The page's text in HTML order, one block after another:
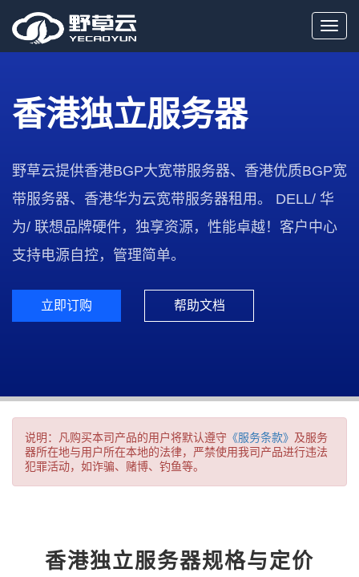
香港独立服务器
野草云提供香港BGP大宽带服务器、香港优质BGP宽
带服务器、香港华为云宽带服务器租用。 DELL/ 华
为/ 联想品牌硬件，独享资源，性能卓越！客户中心
支持电源自控，管理简单。
立即订购 帮助文档
说明：凡购买本司产品的用户将默认遵守 《服务条款》 及服务
器所在地与用户所在本地的法律，严禁使用我司产品进行违法
犯罪活动，如诈骗、赌博、钓鱼等。
香港独立服务器规格与定价